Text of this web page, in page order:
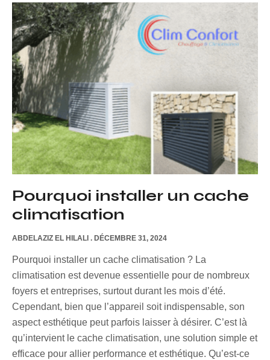
Pourquoi installer un cache
climatisation
ABDELAZIZ EL HILALI DÉCEMBRE 31, 2024
Pourquoi installer un cache climatisation ? La
climatisation est devenue essentielle pour de nombreux
foyers et entreprises, surtout durant les mois d’été.
Cependant, bien que l’appareil soit indispensable, son
aspect esthétique peut parfois laisser à désirer. C’est là
qu’intervient le cache climatisation, une solution simple et
efficace pour allier performance et esthétique. Qu’est-ce